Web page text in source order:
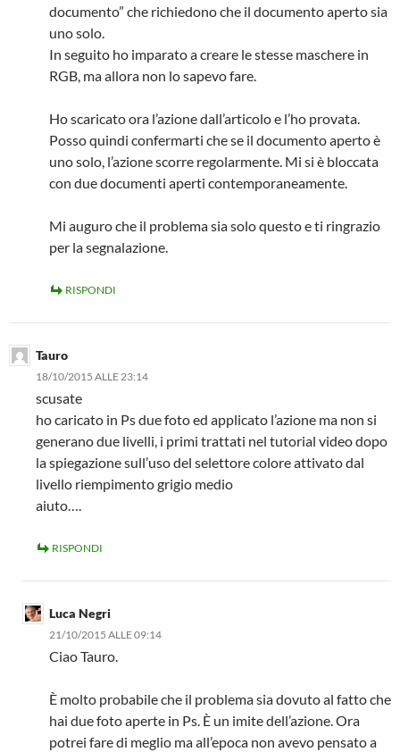
documento” che richiedono che il documento aperto sia
uno solo.
In seguito ho imparato a creare le stesse maschere in
RGB, ma allora non lo sapevo fare.
Ho scaricato ora l’azione dall’articolo e l’ho provata.
Posso quindi confermarti che se il documento aperto è
uno solo, l’azione scorre regolarmente. Mi si è bloccata
con due documenti aperti contemporaneamente.
Mi auguro che il problema sia solo questo e ti ringrazio
per la segnalazione.
RISPONDI
Tauro
18/10/2015 ALLE 23:14
scusate
ho caricato in Ps due foto ed applicato l’azione ma non si
generano due livelli, i primi trattati nel tutorial video dopo
la spiegazione sull’uso del selettore colore attivato dal
livello riempimento grigio medio
aiuto….
RISPONDI
Luca Negri
21/10/2015 ALLE 09:14
Ciao Tauro.
È molto probabile che il problema sia dovuto al fatto che
hai due foto aperte in Ps. È un imite dell’azione. Ora
potrei fare di meglio ma all’epoca non avevo pensato a